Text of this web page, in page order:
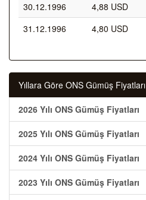
30.12.1996
4,88 USD
31.12.1996
4,80 USD
Yıllara Göre ONS Gümüş Fiyatları
2026 Yılı ONS Gümüş Fiyatları
2025 Yılı ONS Gümüş Fiyatları
2024 Yılı ONS Gümüş Fiyatları
2023 Yılı ONS Gümüş Fiyatları